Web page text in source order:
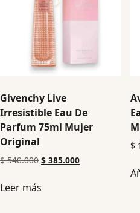
Givenchy Live
Irresistible Eau De
Parfum 75ml Mujer
Original
$540.000 $ 385.000
Leer más
$